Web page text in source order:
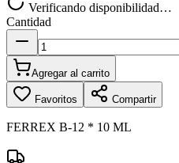
Verificando disponibilidad…
Cantidad
Agregar al carrito
Favoritos Compartir
FERREX B-12 * 10 ML